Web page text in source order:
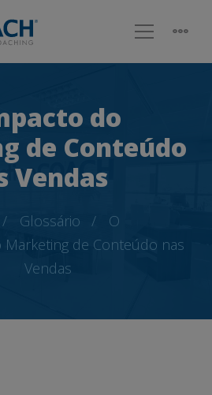
do
de Conteúdo
Vendas
Glossário
O
de Conteúdo nas
Vendas